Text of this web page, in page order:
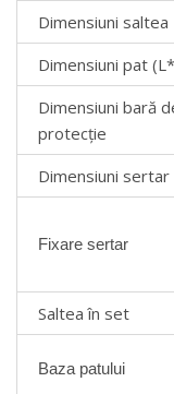
Dimensiuni saltea
Dimensiuni pat
Dimensiuni bară
protecție
Dimensiuni sertar
Fixare sertar
Saltea în set
Baza patului